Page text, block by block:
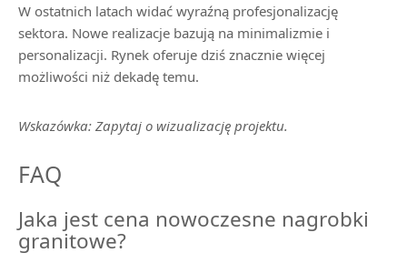
W ostatnich latach widać wyraźną profesjonalizację
sektora. Nowe realizacje bazują na minimalizmie i
personalizacji. Rynek oferuje dziś znacznie więcej
możliwości niż dekadę temu.
Wskazówka: Zapytaj o wizualizację projektu.
FAQ
Jaka jest cena nowoczesne nagrobki
granitowe?